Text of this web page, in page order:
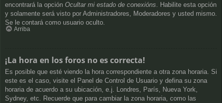
encontrará la opción Ocultar mi estado de conexións . Habilite esta opción
y solamente será visto por Administradores, Moderadores y usted mismo.
Se le contará como usuario oculto.
Arriba
¡La hora en los foros no es correcta!
Es posible que esté viendo la hora correspondiente a otra zona horaria. Si
este es el caso, visite el Panel de Control de Usuario y defina su zona
horaria de acuerdo a su ubicación, e.j. Londres, París, Nueva York,
Sydney, etc. Recuerde que para cambiar la zona horaria, como las